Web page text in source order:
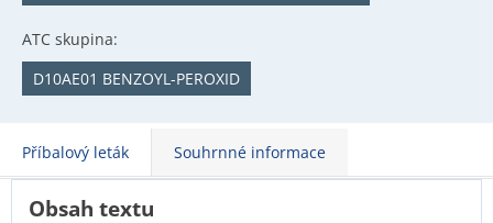
ATC skupina:
D10AE01 BENZOYL-PEROXID
Příbalový leták Souhrnné informace
Obsah textu